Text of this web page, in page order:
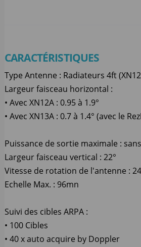
CARACTÉRISTIQUES
Type Antenne : Radiateurs 4ft
Largeur faisceau horizontal :
• Avec XN12A : 0.95 à 1.9°
• Avec XN13A : 0.7 à 1.4° (avec le
Puissance de sortie maximale :
Largeur faisceau vertical : 22°
Vitesse de rotation de l'antenne :
Echelle Max. : 96mn
Suivi des cibles ARPA :
• 100 Cibles
• 40 x auto acquire by Doppler